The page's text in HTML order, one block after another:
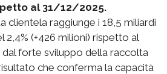
al 31/12/2025.
clientela raggiunge i 18,5 miliardi
2,4% (+426 milioni) rispetto al
forte sviluppo della raccolta
che conferma la capacità